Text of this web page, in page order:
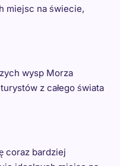
miejsc na świecie,
wysp Morza
z całego świata
coraz bardziej